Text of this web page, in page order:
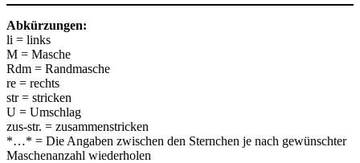
Abkürzungen:
li = links
M = Masche
Rdm = Randmasche
re = rechts
str = stricken
U = Umschlag
zus-str. = zusammenstricken
*…* = Die Angaben zwischen den Sternchen je nach gewünschter
Maschenanzahl wiederholen